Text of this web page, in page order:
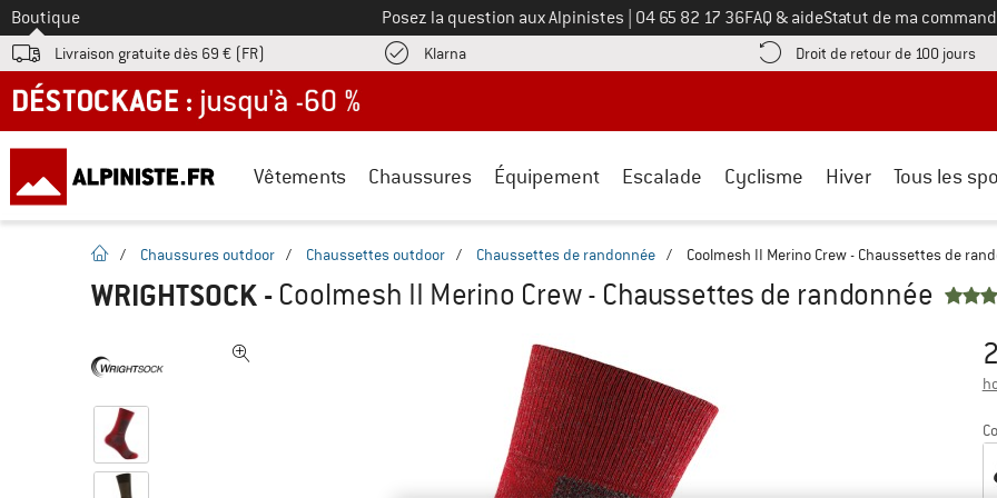
Vers le
Boutique Posez la question aux Alpinistes Appelez-nous au
04 65 82 17 36FAQ & aideStatut de ma
Livraison gratuite dès 69 € (FR) KlarnaTrouve les informations de paiement ici ! Ouvre une boîte d'information
Droit de retour de 100 jours
DÉSTOCKAGE : jusqu'à -60 %
Vêtements Chaussures Équipement Escalade Cyclisme Hiver Tous les
Page d'accueil
/ Chaussures outdoor / Chaussettes outdoor / Chaussettes de randonnée / Coolmesh II Merino Crew - Chaussettes de
WRIGHTSOCK - Coolmesh II Merino Crew - Chaussettes de randonnée